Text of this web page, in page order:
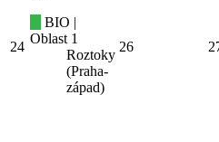
24
BIO |
Oblast 1
Roztoky
(Praha-
západ)
26